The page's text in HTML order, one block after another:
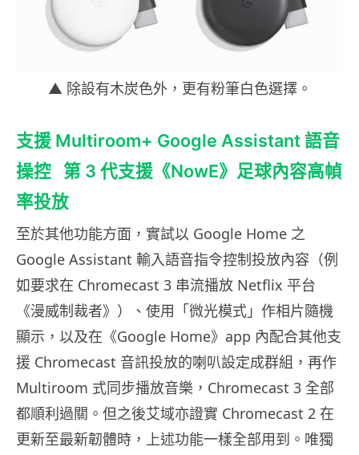
▲ 除設有木炭色外，更有粉筆白色選擇。
支援 Multiroom+ Google Assistant 語音
操控 第 3 代支援《NowE》足球內容高幀
率投放
至於其他功能方面，實試以 Google Home 之
Google Assistant 輸入語音指令控制投放內容（例
如要求在 Chromecast 3 串流播放 Netflix 平台
《漫威制裁者》）、使用「微光模式」作相片隨機
顯示，以及在《Google Home》app 內配合其他支
援 Chromecast 音訊投放的喇叭設定成群組，再作
Multiroom 式同步播放音樂，Chromecast 3 全部
都順利過關。但之後艾域亦證實 Chromecast 2 在
更新至最新韌體時，上述功能一樣全部用到。唯獨